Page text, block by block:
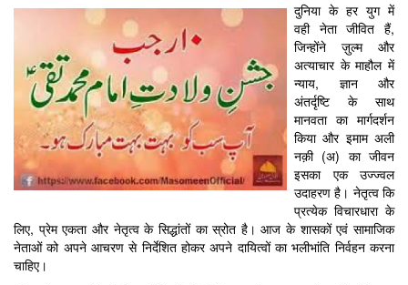
दुनिया के हर युग में
वही नेता जीवित हैं,
जिन्होंने ज़ुल्म और
अत्याचार के माहौल में
न्याय, ज्ञान और
अंतर्दृष्टि के साथ
मानवता का मार्गदर्शन
किया और इमाम अली
नक़ी (अ) का जीवन
इसका एक उज्ज्वल
उदाहरण है। नेतृत्व कि
प्रत्येक विचारधारा के
लिए, प्रेम एकता और नेतृत्व के सिद्धांतों का स्रोत है। आज के शासकों एवं सामाजिक
नेताओं को अपने आचरण से निर्देशित होकर अपने दायित्वों का भलीभांति निर्वहन करना
चाहिए।